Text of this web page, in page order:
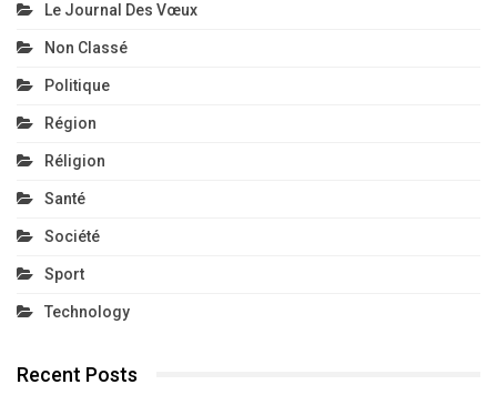
Le Journal Des Vœux
Non Classé
Politique
Région
Réligion
Santé
Société
Sport
Technology
Recent Posts